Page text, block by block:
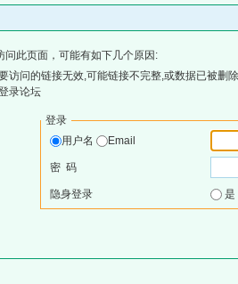
问此页面，可能有如下几个原因:
访问的链接无效,可能链接不完整,或数据已被删
录论坛
登录
用户名
Email
密 码
隐身登录